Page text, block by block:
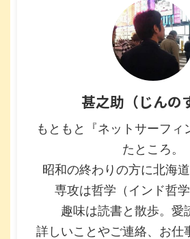
甚之助（じんの
もともと『ネットサーフィ
たところ。
昭和の終わりの方に北海道
専攻は哲学（インド哲学
趣味は読書と散歩。愛
詳しいことやご連絡、お仕